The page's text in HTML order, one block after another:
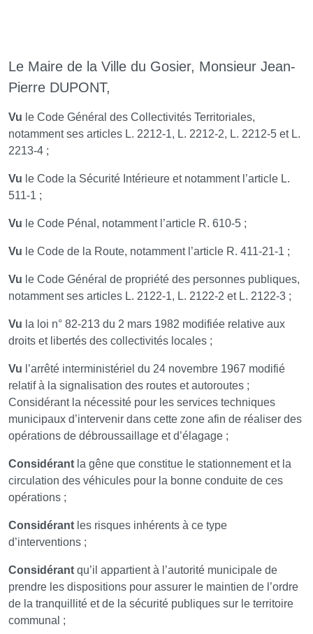
Le Maire de la Ville du Gosier, Monsieur Jean-
Pierre DUPONT,
Vu le Code Général des Collectivités Territoriales,
notamment ses articles L. 2212-1, L. 2212-2, L. 2212-5 et L.
2213-4 ;
Vu le Code la Sécurité Intérieure et notamment l’article L.
511-1 ;
Vu le Code Pénal, notamment l’article R. 610-5 ;
Vu le Code de la Route, notamment l’article R. 411-21-1 ;
Vu le Code Général de propriété des personnes publiques,
notamment ses articles L. 2122-1, L. 2122-2 et L. 2122-3 ;
Vu la loi n° 82-213 du 2 mars 1982 modifiée relative aux
droits et libertés des collectivités locales ;
Vu l’arrêté interministériel du 24 novembre 1967 modifié
relatif à la signalisation des routes et autoroutes ;
Considérant la nécessité pour les services techniques
municipaux d’intervenir dans cette zone afin de réaliser des
opérations de débroussaillage et d’élagage ;
Considérant la gêne que constitue le stationnement et la
circulation des véhicules pour la bonne conduite de ces
opérations ;
Considérant les risques inhérents à ce type
d’interventions ;
Considérant qu’il appartient à l’autorité municipale de
prendre les dispositions pour assurer le maintien de l’ordre
de la tranquillité et de la sécurité publiques sur le territoire
communal ;